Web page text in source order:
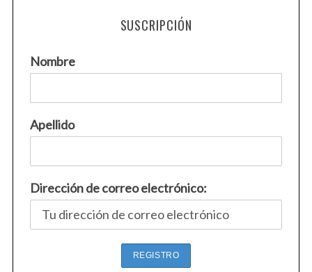
SUSCRIPCIÓN
Nombre
Apellido
Dirección de correo electrónico: